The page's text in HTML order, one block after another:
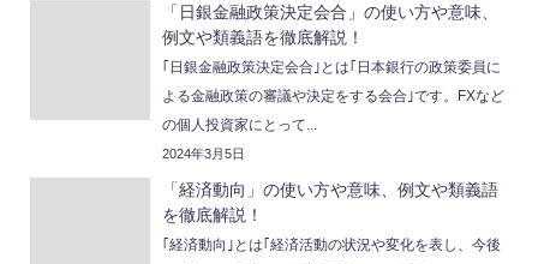
「日銀金融政策決定会合」の使い方や意味、
例文や類義語を徹底解説！
｢日銀金融政策決定会合｣とは｢日本銀行の政策委員に
よる金融政策の審議や決定をする会合｣です。FXなど
の個人投資家にとって...
2024年3月5日
「経済動向」の使い方や意味、例文や類義語
を徹底解説！
｢経済動向｣とは｢経済活動の状況や変化を表し、今後